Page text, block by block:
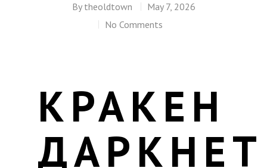
By theoldtown
May 7, 2026
No Comments
КРАКЕН